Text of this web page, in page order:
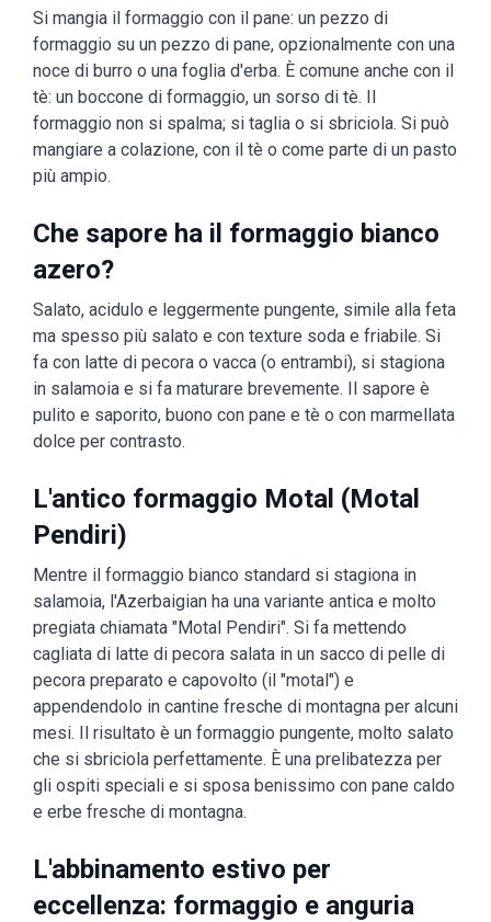
Si mangia il formaggio con il pane: un pezzo di
formaggio su un pezzo di pane, opzionalmente con una
noce di burro o una foglia d'erba. È comune anche con il
tè: un boccone di formaggio, un sorso di tè. Il
formaggio non si spalma; si taglia o si sbriciola. Si può
mangiare a colazione, con il tè o come parte di un pasto
più ampio.
Che sapore ha il formaggio bianco
azero?
Salato, acidulo e leggermente pungente, simile alla feta
ma spesso più salato e con texture soda e friabile. Si
fa con latte di pecora o vacca (o entrambi), si stagiona
in salamoia e si fa maturare brevemente. Il sapore è
pulito e saporito, buono con pane e tè o con marmellata
dolce per contrasto.
L'antico formaggio Motal (Motal
Pendiri)
Mentre il formaggio bianco standard si stagiona in
salamoia, l'Azerbaigian ha una variante antica e molto
pregiata chiamata "Motal Pendiri". Si fa mettendo
cagliata di latte di pecora salata in un sacco di pelle di
pecora preparato e capovolto (il "motal") e
appendendolo in cantine fresche di montagna per alcuni
mesi. Il risultato è un formaggio pungente, molto salato
che si sbriciola perfettamente. È una prelibatezza per
gli ospiti speciali e si sposa benissimo con pane caldo
e erbe fresche di montagna.
L'abbinamento estivo per
eccellenza: formaggio e anguria